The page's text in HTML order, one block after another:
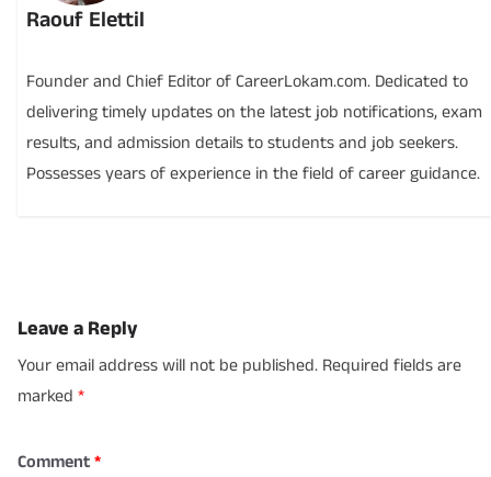
Raouf Elettil
Founder and Chief Editor of CareerLokam.com. Dedicated to
delivering timely updates on the latest job notifications, exam
results, and admission details to students and job seekers.
Possesses years of experience in the field of career guidance.
Leave a Reply
Your email address will not be published. Required fields are
marked *
Comment*